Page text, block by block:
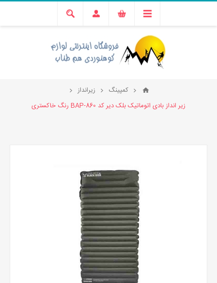
کمپینگ
زیرانداز
زیر انداز بادی اتوماتیک بلک دیر کد BAP-860 رنگ خاکستری